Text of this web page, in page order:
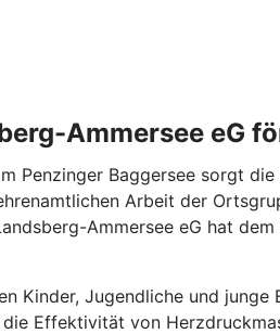
Ammersee eG
Penzinger Baggersee sorgt
Arbeit der
Ammersee eG hat
Kinder, Jugendliche und
Effektivität von